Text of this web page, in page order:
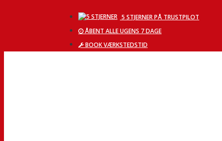
5 STJERNER PÅ TRUSTPILOT
ÅBENT ALLE UGENS 7 DAGE
BOOK VÆRKSTEDSTID